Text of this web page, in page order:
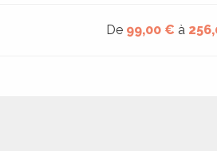
De 99,00 € à